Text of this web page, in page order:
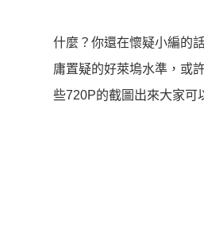
什麼？你還在懷疑小編的
庸置疑的好萊塢水準，或
些720P的截圖出來大家可